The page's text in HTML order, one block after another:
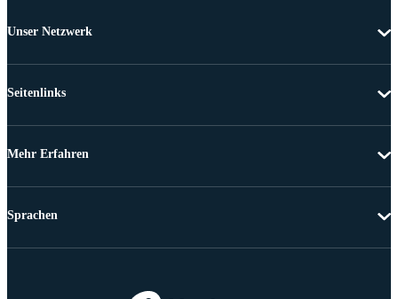
Unser Netzwerk
Seitenlinks
Mehr Erfahren
Sprachen